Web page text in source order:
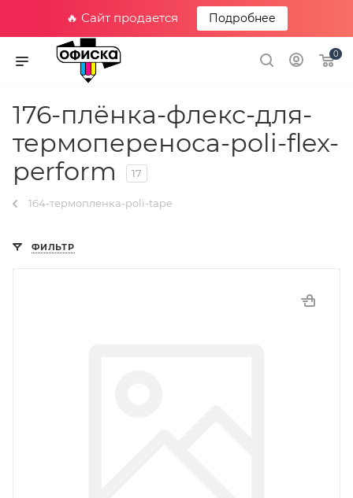
🔥 Сайт продается Подробнее
0
176-плёнка-флекс-для-
термопереноса-poli-flex-
perform
17
164-термопленка-poli-tape
ФИЛЬТР